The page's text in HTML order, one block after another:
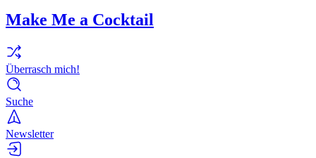
Make Me a Cocktail
Überrasch mich!
Suche
Newsletter